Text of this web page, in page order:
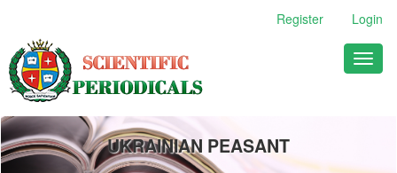
Main
Content
Sidebar
Register Login
UKRAINIAN PEASANT